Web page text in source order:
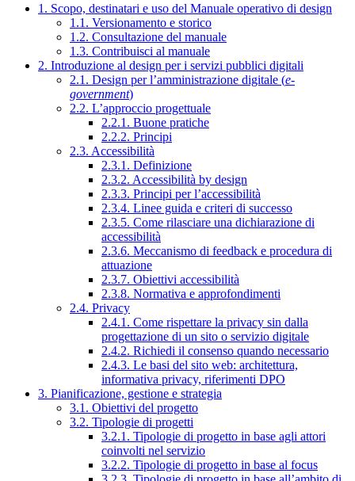
1. Scopo, destinatari e uso del Manuale operativo di design
1.1. Versionamento e storico
1.2. Consultazione del manuale
1.3. Contribuisci al manuale
2. Introduzione al design per i servizi pubblici digitali
2.1. Design per l’amministrazione digitale (e-
government)
2.2. L’approccio progettuale
2.2.1. Buone pratiche
2.2.2. Principi
2.3. Accessibilità
2.3.1. Definizione
2.3.2. Accessibilità by design
2.3.3. Principi per l’accessibilità
2.3.4. Linee guida e criteri di successo
2.3.5. Come rilasciare una dichiarazione di
accessibilità
2.3.6. Meccanismo di feedback e procedura di
attuazione
2.3.7. Obiettivi accessibilità
2.3.8. Normativa e approfondimenti
2.4. Privacy
2.4.1. Come rispettare la privacy sin dalla
progettazione di un sito o servizio digitale
2.4.2. Richiedi il consenso quando necessario
2.4.3. Le basi del sito web: architettura,
informativa privacy, riferimenti DPO
3. Pianificazione, gestione e strategia
3.1. Obiettivi del progetto
3.2. Tipologie di progetti
3.2.1. Tipologie di progetto in base agli attori
coinvolti nel servizio
3.2.2. Tipologie di progetto in base al focus